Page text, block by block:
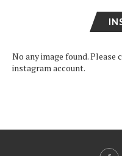
No any image found.
instagram account.